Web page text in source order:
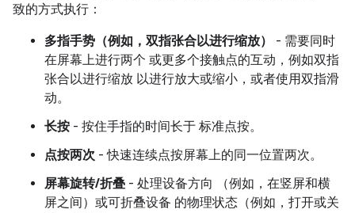
致的方式执行：
多指手势（例如，双指张合以进行缩放）
- 需要同时
在屏幕上进行两个 或更多个接触点的互动，例如双指
张合以进行缩放 以进行放大或缩小，或者使用双指滑
动。
长按 - 按住手指的时间长于 标准点按。
点按两次 - 快速连续点按屏幕上的同一位置两次。
屏幕旋转/折叠 - 处理设备方向 （例如，在竖屏和横
屏之间）或可折叠设备 的物理状态（例如，打开或关